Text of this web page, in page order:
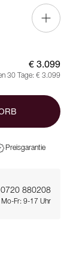
€ 3.099
30 Tage: € 3.099
Preisgarantie
0720 880208
Mo-Fr: 9-17 Uhr